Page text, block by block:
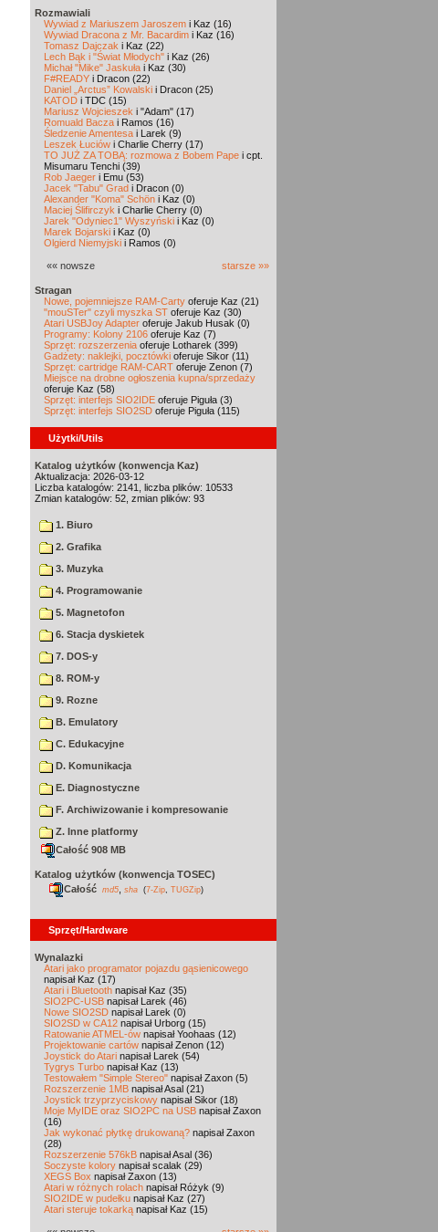
Rozmawiali
Wywiad z Mariuszem Jaroszem i Kaz (16)
Wywiad Dracona z Mr. Bacardim i Kaz (16)
Tomasz Dajczak i Kaz (22)
Lech Bąk i "Świat Młodych" i Kaz (26)
Michał "Mike" Jaskuła i Kaz (30)
F#READY i Dracon (22)
Daniel „Arctus” Kowalski i Dracon (25)
KATOD i TDC (15)
Mariusz Wojcieszek i "Adam" (17)
Romuald Bacza i Ramos (16)
Śledzenie Amentesa i Larek (9)
Leszek Łuciów i Charlie Cherry (17)
TO JUŻ ZA TOBĄ: rozmowa z Bobem Pape i cpt.
Misumaru Tenchi (39)
Rob Jaeger i Emu (53)
Jacek "Tabu" Grad i Dracon (0)
Alexander "Koma" Schön i Kaz (0)
Maciej Ślifirczyk i Charlie Cherry (0)
Jarek "Odyniec1" Wyszyński i Kaz (0)
Marek Bojarski i Kaz (0)
Olgierd Niemyjski i Ramos (0)
«« nowsze starsze »»
Stragan
Nowe, pojemniejsze RAM-Carty oferuje Kaz (21)
"mouSTer" czyli myszka ST oferuje Kaz (30)
Atari USBJoy Adapter oferuje Jakub Husak (0)
Programy: Kolony 2106 oferuje Kaz (7)
Sprzęt: rozszerzenia oferuje Lotharek (399)
Gadżety: naklejki, pocztówki oferuje Sikor (11)
Sprzęt: cartridge RAM-CART oferuje Zenon (7)
Miejsce na drobne ogłoszenia kupna/sprzedaży
oferuje Kaz (58)
Sprzęt: interfejs SIO2IDE oferuje Piguła (3)
Sprzęt: interfejs SIO2SD oferuje Piguła (115)
Użytki/Utils
Katalog użytków (konwencja Kaz)
Aktualizacja: 2026-03-12
Liczba katalogów: 2141, liczba plików: 10533
Zmian katalogów: 52, zmian plików: 93
1. Biuro
2. Grafika
3. Muzyka
4. Programowanie
5. Magnetofon
6. Stacja dyskietek
7. DOS-y
8. ROM-y
9. Rozne
B. Emulatory
C. Edukacyjne
D. Komunikacja
E. Diagnostyczne
F. Archiwizowanie i kompresowanie
Z. Inne platformy
Całość 908 MB
Katalog użytków (konwencja TOSEC)
Całość md5 sha (7-Zip TUGZip)
Sprzęt/Hardware
Wynalazki
Atari jako programator pojazdu gąsienicowego
napisał Kaz (17)
Atari i Bluetooth napisał Kaz (35)
SIO2PC-USB napisał Larek (46)
Nowe SIO2SD napisał Larek (0)
SIO2SD w CA12 napisał Urborg (15)
Ratowanie ATMEL-ów napisał Yoohaas (12)
Projektowanie cartów napisał Zenon (12)
Joystick do Atari napisał Larek (54)
Tygrys Turbo napisał Kaz (13)
Testowałem "Simple Stereo" napisał Zaxon (5)
Rozszerzenie 1MB napisał Asal (21)
Joystick trzyprzyciskowy napisał Sikor (18)
Moje MyIDE oraz SIO2PC na USB napisał Zaxon
(16)
Jak wykonać płytkę drukowaną? napisał Zaxon
(28)
Rozszerzenie 576kB napisał Asal (36)
Soczyste kolory napisał scalak (29)
XEGS Box napisał Zaxon (13)
Atari w różnych rolach napisał Różyk (9)
SIO2IDE w pudełku napisał Kaz (27)
Atari steruje tokarką napisał Kaz (15)